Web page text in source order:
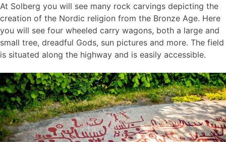
At Solberg you will see many rock carvings depicting the
creation of the Nordic religion from the Bronze Age. Here
you will see four wheeled carry wagons, both a large and
small tree, dreadful Gods, sun pictures and more. The field
is situated along the highway and is easily accessible.